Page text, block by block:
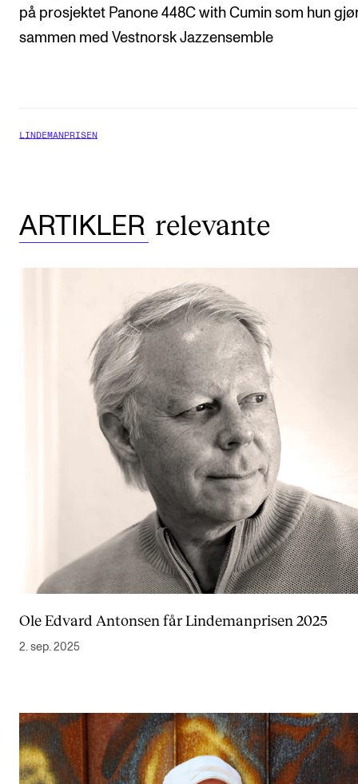
på prosjektet Panone 448C with Cumin som hun
sammen med Vestnorsk Jazzensemble
LINDEMANPRISEN
ARTIKLER relevante
Ole Edvard Antonsen får Lindemanprisen 2025
2. sep. 2025